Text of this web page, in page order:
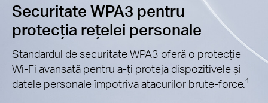
Securitate WPA3 pentru
protecția rețelei personale
Standardul de securitate WPA3 oferă o protecție
Wi-Fi avansată pentru a-ți proteja dispozitivele și
datele personale împotriva atacurilor brute-force.4